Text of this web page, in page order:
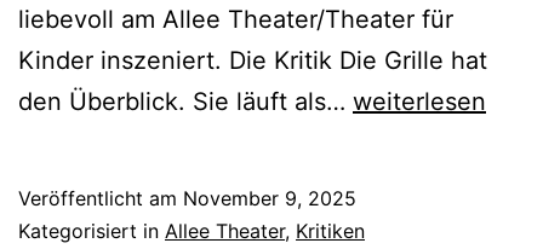
liebevoll am Allee Theater/Theater für
Kinder inszeniert. Die Kritik Die Grille hat
den Überblick. Sie läuft als… Pinocchios
weiterlesen
Veröffentlicht am November 9, 2025
Kategorisiert in Allee Theater, Kritiken